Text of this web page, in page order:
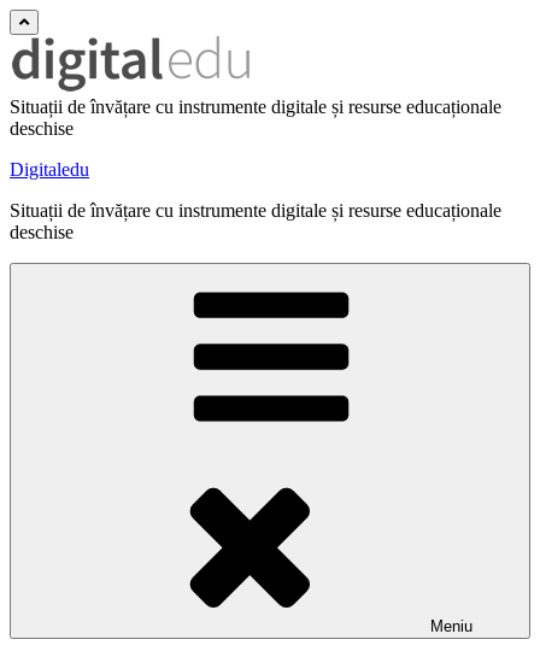
Situații de învățare cu instrumente digitale și resurse educaționale
deschise
Digitaledu
Situații de învățare cu instrumente digitale și resurse educaționale
deschise
Meniu